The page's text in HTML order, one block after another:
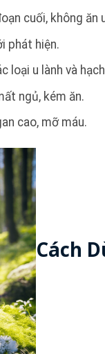
cuối, không ăn
phát hiện.
loại u lành và
ngủ, kém ăn.
cao, mỡ máu.
Cách